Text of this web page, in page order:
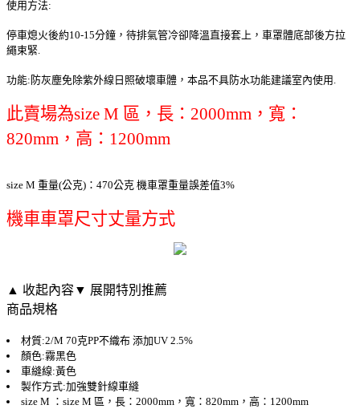
使用方法:
停車熄火後約10-15分鐘，待排氣管冷卻降溫直接套上，車罩體底部後方拉
繩束緊.
功能:防灰塵免除紫外線日照破壞車體，本品不具防水功能建議室內使用.
此賣場為size M 區，長：2000mm，寬：
820mm，高：1200mm
size M 重量(公克)：470公克 機車罩重量誤差值3%
機車車罩尺寸丈量方式
▲ 收起內容▼ 展開特別推薦
商品規格
材質:2/M 70克PP不織布 添加UV 2.5%
顏色:霧黑色
車縫線:黃色
製作方式:加強雙針線車縫
size M ：size M 區，長：2000mm，寬：820mm，高：1200mm